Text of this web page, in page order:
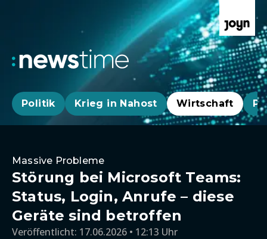
Politik Krieg in Nahost Wirtschaft
Massive Probleme
Störung bei Microsoft Teams:
Status, Login, Anrufe – diese
Geräte sind betroffen
Veröffentlicht: 17.06.2026 • 12:13 Uhr